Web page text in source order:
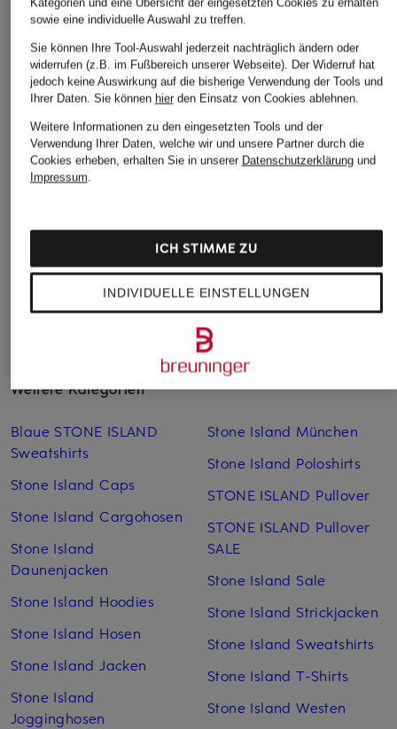
STONE ISLAND
Cordchino Tapered
280 €
Bestpreis:224 €
STONE ISLAND
Hose Regular Fit
235 €
Bestpreis: 395 €
+Aktionsrabatt
Palm Angels
Track Pants mit
Galonstreifen
Ursprünglich:325 €
Weitere Kategorien
Blaue STONE ISLAND
Sweatshirts
Stone Island Caps
Stone Island Cargohosen
Stone Island
Daunenjacken
Stone Island Hoodies
Stone Island Hosen
Stone Island Jacken
Stone Island
Jogginghosen
Stone Island München
Stone Island Poloshirts
STONE ISLAND Pullover
STONE ISLAND Pullover
SALE
Stone Island Sale
Stone Island Strickjacken
Stone Island Sweatshirts
Stone Island T-Shirts
Stone Island Westen
sowie eine individuelle Auswahl zu treffen.
Sie können Ihre Tool-Auswahl jederzeit nachträglich ändern oder
widerrufen (z.B. im Fußbereich unserer Webseite). Der Widerruf hat
jedoch keine Auswirkung auf die bisherige Verwendung der Tools und
Ihrer Daten. Sie können hierden Einsatz von Cookies ablehnen.
Weitere Informationen zu den eingesetzten Tools und der
Verwendung Ihrer Daten, welche wir und unsere Partner durch die
Cookies erheben, erhalten Sie in unserer Datenschutzerklärungund
Impressum.
INDIVIDUELLE EINSTELLUNGEN
ICH STIMME ZU